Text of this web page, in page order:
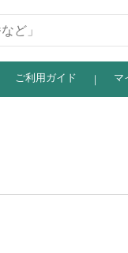
ご利用ガイド マ